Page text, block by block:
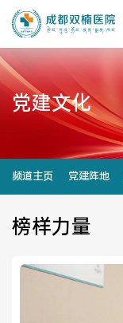
医院简介
设施设备
大事记
党建阵地
党建文化
频道主页 党建阵地
榜样力量